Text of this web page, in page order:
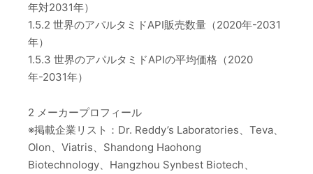
年対2031年）
1.5.2 世界のアパルタミドAPI販売数量（2020年-2031
年）
1.5.3 世界のアパルタミドAPIの平均価格（2020
年-2031年）
2 メーカープロフィール
※掲載企業リスト：Dr. Reddy’s Laboratories、Teva、
Olon、Viatris、Shandong Haohong
Biotechnology、Hangzhou Synbest Biotech、